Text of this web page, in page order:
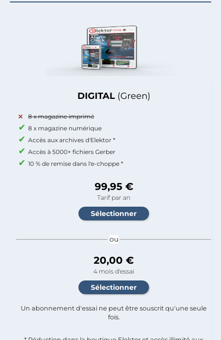
DIGITAL (Green)
8 x magazine imprimé
8 x magazine numérique
Accès aux archives d'Elektor *
Accès à 5000+ fichiers Gerber
10 % de remise dans l'e-choppe *
99,95 €
Tarif par an
ou
20,00 €
4 mois d'essai
Un abonnement d'essai ne peut être souscrit qu'une seule
fois.​